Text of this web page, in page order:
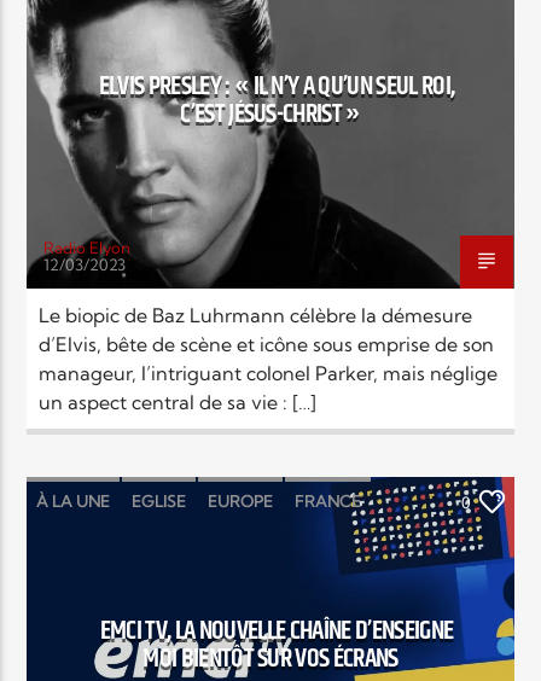
Elyon Live
Elyon Kids
RELIGIONS
ELVIS PRESLEY : « IL N’Y A QU’UN SEUL ROI,
C’EST JÉSUS-CHRIST »
Radio Elyon
12/03/2023
Le biopic de Baz Luhrmann célèbre la démesure
d’Elvis, bête de scène et icône sous emprise de son
manageur, l’intriguant colonel Parker, mais néglige
un aspect central de sa vie : […]
À LA UNE EGLISE EUROPE FRANCE 0
EMCI TV, LA NOUVELLE CHAÎNE D’ENSEIGNE
MOI BIENTÔT SUR VOS ÉCRANS